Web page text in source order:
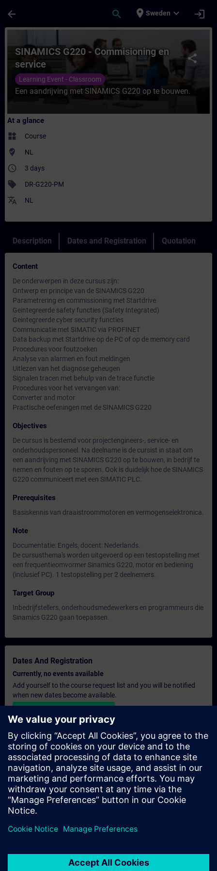
arrow_back search place Sweden expand_more login
Course - SINAMICS G220 -
share
SINAMICS G220 - Commisioning en
service
Learning Event - Classroom
Een aandrijving met SINAMICS G220 op te bouwen.
At a glance
widgets Course
where_to_vote NL
access_time 3 days
sell DR-G220-PM
translate NL
Description Dates and Registration Quotation
Content
De onderwerpen in deze cursus zijn:
Ontwerp en principe van de SINAMICS G220
Parametrering en commissioning met Startdrive
Geintegreerde safety functies (Safety Integrated)
Geintegreerde cyber security functies
Communicatie met SIMATIC via PROFINET
Data backup met Startdrive op de PC of op de memory card
Procedures voor foutzoeken
Analyse van alarmen en fout meldingen
Uitlezen van het diagnose geheugen
Signalen tracen met behulp van de trace functie
Procedures voor het vervangen van:
Converter and motor
Practische oefeningen met de SINAMICS G220
Objectives
De cursus is bestemd voor projectengineers-, service- en
onderhoudspersoneel. Na deelname is de cursist in staat om
een aandrijving met SINAMICS G220 op te bouwen, in bedrijf te
nemen en fouten op te sporen. Ook is duidelijk hoe de SINAMICS
G220 communiceert met een SIMATIC PLC.
Prerequisites
Basiskennis van draaistroommotoren en vermogenselektronica.
Note
Documentatie: Engels, docent: Nederlands.
De cursusthema's worden uitgevoerd op een testopstelling met
een frequentieomvormer Sinamics G220, motor en bediening
(inclusief PC). 1 testopstelling per 2 deelnemers.
Target Group
Inbedrijfstellers, onderhoudsmedewerkers en programmeurs die
Sinamics G220 gaan toepassen.
Dates And Registration
Currently, no events available
Add yourself to the course request list and you will be notified
when new dates become available.
Personalised Quotation
If you require a standard list price quotation for this training, for
example for your purchasing department, then please click the
link below. You first need to provide some personal details and
after this a quotation will be emailed to you.
Provide Quotation